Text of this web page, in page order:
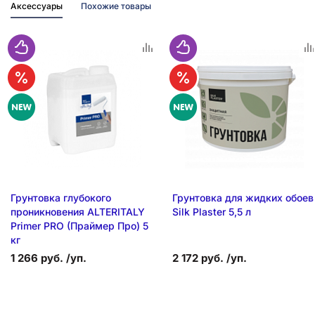
Аксессуары Похожие товары
Грунтовка глубокого
проникновения ALTERITALY
Primer PRO (Праймер Про) 5
кг
1 266 руб. /уп.
Грунтовка для жидких обоев
Silk Plaster 5,5 л
2 172 руб. /уп.